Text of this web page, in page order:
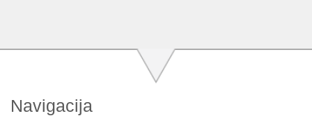
Navigacija